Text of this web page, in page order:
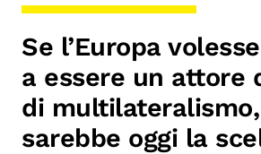
Se l’Europa
a essere un attore
di
sarebbe oggi la